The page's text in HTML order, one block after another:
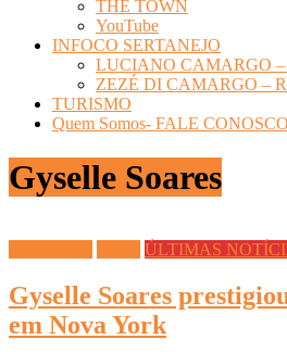
THE TOWN
YouTube
INFOCO SERTANEJO
LUCIANO CAMARGO –
ZEZÉ DI CAMARGO –
TURISMO
Quem Somos- FALE CONOSCO
Gyselle Soares
ÚLTIMAS
Gyselle Soares
em Nova York